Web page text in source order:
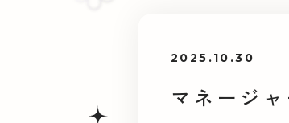
2025.10.30
マネージ